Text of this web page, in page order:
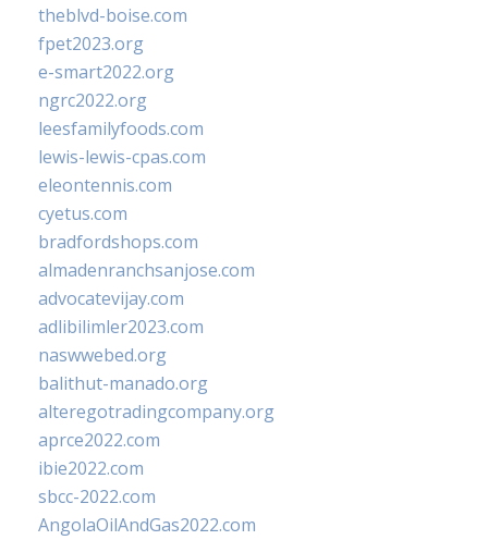
theblvd-boise.com
fpet2023.org
e-smart2022.org
ngrc2022.org
leesfamilyfoods.com
lewis-lewis-cpas.com
eleontennis.com
cyetus.com
bradfordshops.com
almadenranchsanjose.com
advocatevijay.com
adlibilimler2023.com
naswwebed.org
balithut-manado.org
alteregotradingcompany.org
aprce2022.com
ibie2022.com
sbcc-2022.com
AngolaOilAndGas2022.com